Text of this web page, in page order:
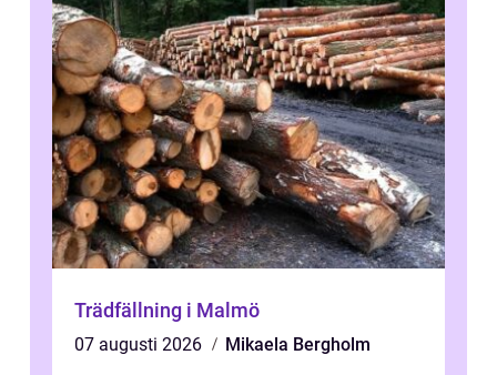
Trädfällning i Malmö
07 augusti 2026
Mikaela Bergholm